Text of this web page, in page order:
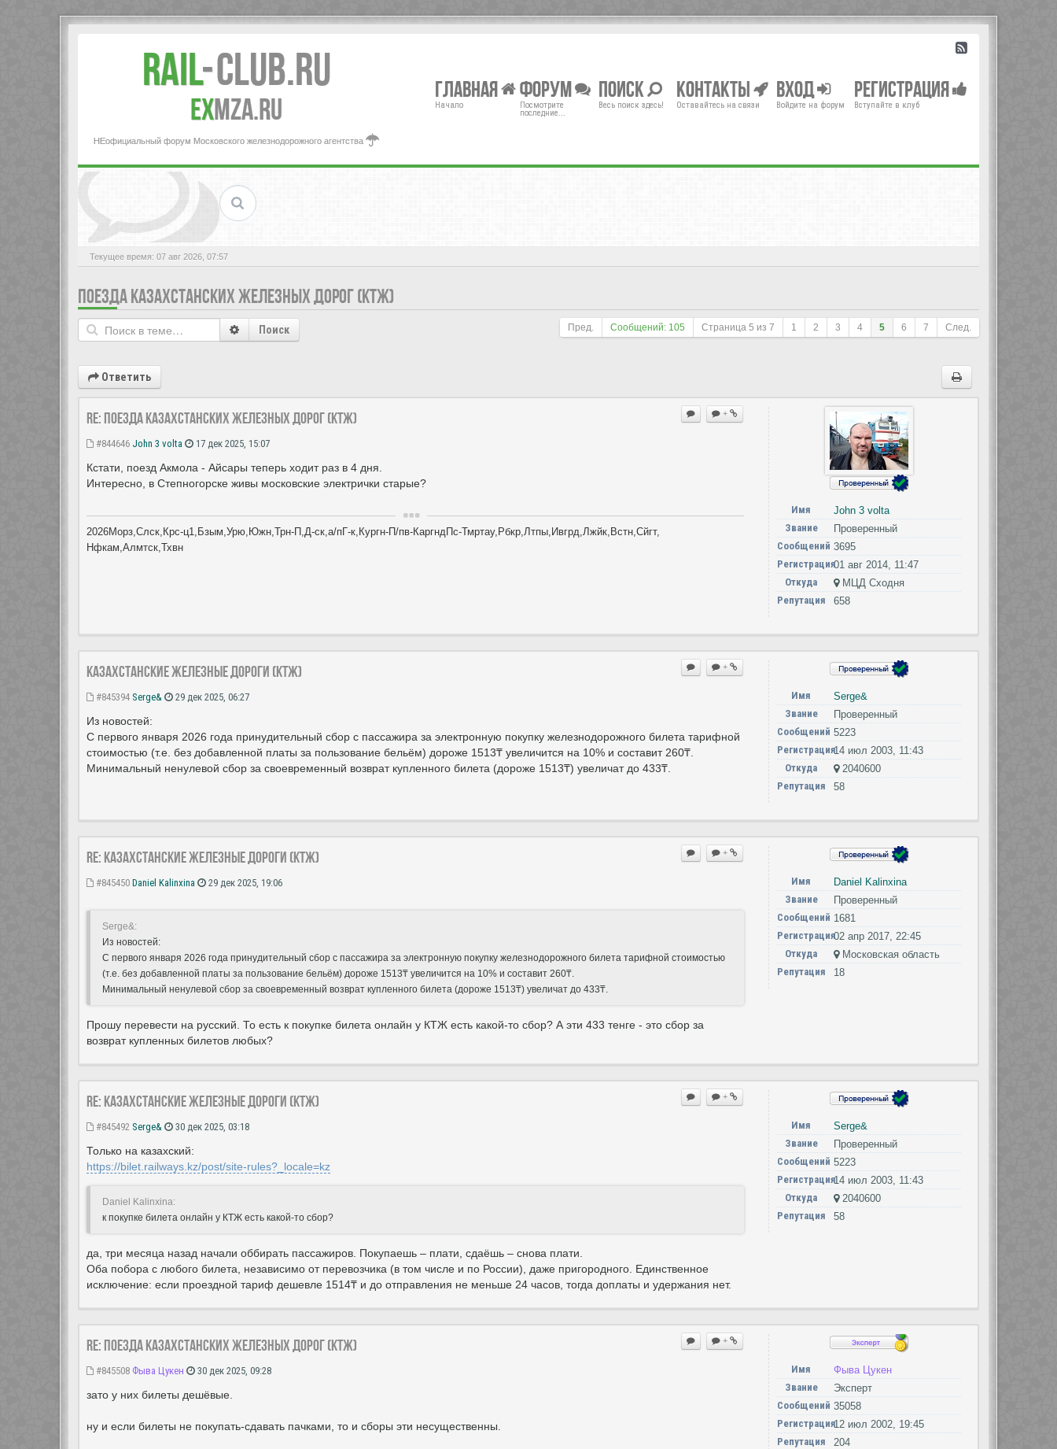
Rail-Club.RU
exMZA.RU
НЕофициальный форум Московского железнодорожного агентства
Главная
Начало
Форум
Посмотрите
последние...
Поиск
Весь поиск здесь!
Контакты
Оставайтесь на связи
Вход
Войдите на форум
Регистрация
Вступайте в клуб
Текущее время: 07 авг 2026, 07:57
ПОЕЗДА КАЗАХСТАНСКИХ ЖЕЛЕЗНЫХ ДОРОГ (КТЖ)
Пред. Сообщений: 105 Страница 5 из 7 1 2 3 4 5 6 7 След.
Поиск
Ответить
+
Re: Поезда Казахстанских железных дорог (КТЖ)
#844646 John 3 volta 17 дек 2025, 15:07
Кстати, поезд Акмола - Айсары теперь ходит раз в 4 дня.
Интересно, в Степногорске живы московские электрички старые?
2026Морз,Слск,Крс-ц1,Бзым,Урю,Южн,Трн-П,Д-ск,а/пГ-к,Кургн-П/пв-КаргндПс-Тмртау,Рбкр,Лтпы,Ивгрд,Лжйк,Встн,Сйгт,
Нфкам,Алмтск,Тхвн
Имя
John 3 volta
Звание
Проверенный
Сообщений 3695
Регистрация01 авг 2014, 11:47
Откуда
МЦД Сходня
Репутация
658
+
Казахстанские железные дороги (КТЖ)
#845394 Serge& 29 дек 2025, 06:27
Из новостей:
С первого января 2026 года принудительный сбор с пассажира за электронную покупку железнодорожного билета тарифной
стоимостью (т.е. без добавленной платы за пользование бельём) дороже 1513₸ увеличится на 10% и составит 260₸.
Минимальный ненулевой сбор за своевременный возврат купленного билета (дороже 1513₸) увеличат до 433₸.
Имя
Serge&
Звание
Проверенный
Сообщений 5223
Регистрация14 июл 2003, 11:43
Откуда
2040600
Репутация
58
+
Re: Казахстанские железные дороги (КТЖ)
#845450 Daniel Kalinxina 29 дек 2025, 19:06
Serge&:
Из новостей:
С первого января 2026 года принудительный сбор с пассажира за электронную покупку железнодорожного билета тарифной стоимостью
(т.е. без добавленной платы за пользование бельём) дороже 1513₸ увеличится на 10% и составит 260₸.
Минимальный ненулевой сбор за своевременный возврат купленного билета (дороже 1513₸) увеличат до 433₸.
Прошу перевести на русский. То есть к покупке билета онлайн у КТЖ есть какой-то сбор? А эти 433 тенге - это сбор за
возврат купленных билетов любых?
Имя
Daniel Kalinxina
Звание
Проверенный
Сообщений 1681
Регистрация02 апр 2017, 22:45
Откуда
Московская область
Репутация
18
+
Re: Казахстанские железные дороги (КТЖ)
#845492 Serge& 30 дек 2025, 03:18
Только на казахский:
https://bilet.railways.kz/post/site-rules?_locale=kz
Daniel Kalinxina:
к покупке билета онлайн у КТЖ есть какой-то сбор?
да, три месяца назад начали оббирать пассажиров. Покупаешь – плати, сдаёшь – снова плати.
Оба побора с любого билета, независимо от перевозчика (в том числе и по России), даже пригородного. Единственное
исключение: если проездной тариф дешевле 1514₸ и до отправления не меньше 24 часов, тогда доплаты и удержания нет.
Имя
Serge&
Звание
Проверенный
Сообщений 5223
Регистрация14 июл 2003, 11:43
Откуда
2040600
Репутация
58
+
Re: Поезда Казахстанских железных дорог (КТЖ)
#845508 Фыва Цукен 30 дек 2025, 09:28
зато у них билеты дешёвые.
ну и если билеты не покупать-сдавать пачками, то и сборы эти несущественны.
Имя
Фыва Цукен
Звание
Эксперт
Сообщений 35058
Регистрация12 июл 2002, 19:45
Репутация
204